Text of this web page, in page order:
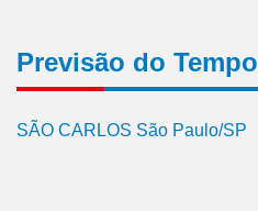
Previsão do Tempo
SÃO CARLOS São Paulo/SP